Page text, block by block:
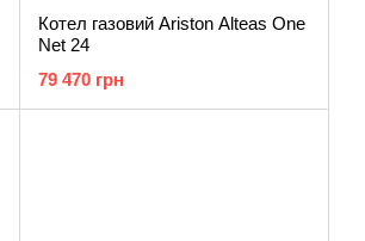
Котел газовий Ariston Alteas One
Net 24
79 470 грн